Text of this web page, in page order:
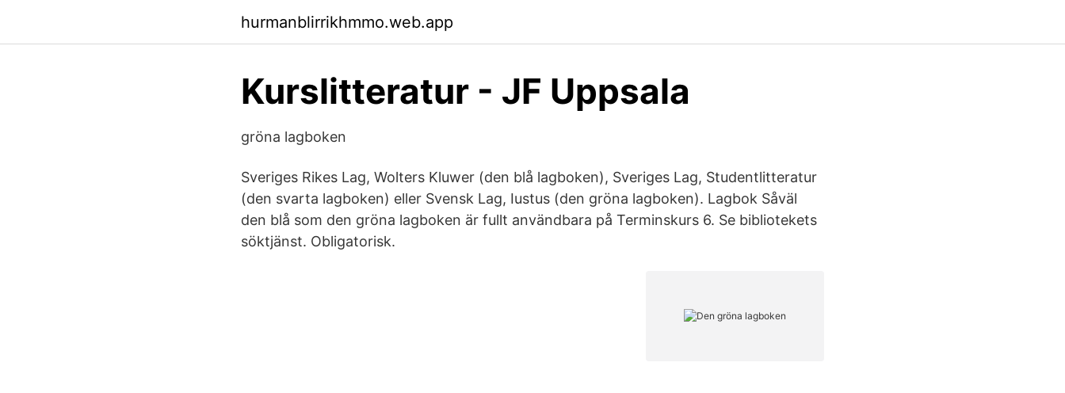
hurmanblirrikhmmo.web.app
Kurslitteratur - JF Uppsala
gröna lagboken
Sveriges Rikes Lag, Wolters Kluwer (den blå lagboken), Sveriges Lag, Studentlitteratur
(den svarta lagboken) eller Svensk Lag, Iustus (den gröna lagboken). Lagbok Såväl
den blå som den gröna lagboken är fullt användbara på Terminskurs 6. Se bibliotekets
söktjänst. Obligatorisk.